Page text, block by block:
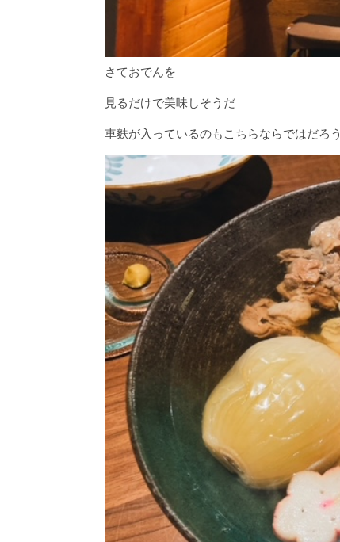
さておでんを
見るだけで美味しそうだ
車麩が入っているのもこちらならではだろう